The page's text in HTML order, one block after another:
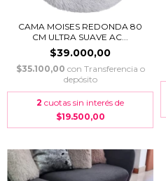
CAMA MOISES REDONDA 80
CM ULTRA SUAVE AC...
$39.000,00
$35.100,00 con Transferencia o
depósito
2 cuotas sin interés de
$19.500,00